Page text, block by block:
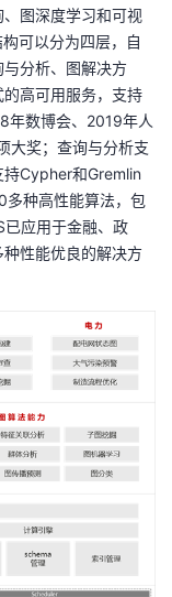
图深度学习和可视
可以分为四层，自
分析、图解决方
高可用服务，支持
年数博会、 2019年人
大奖；查询与分析支
持Cypher和Gremlin
多种高性能算法，包
已应用于金融、政
性能优良的解决方